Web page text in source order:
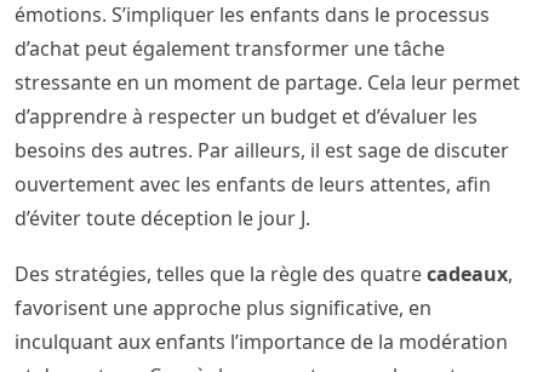
émotions. S’impliquer les enfants dans le processus
d’achat peut également transformer une tâche
stressante en un moment de partage. Cela leur permet
d’apprendre à respecter un budget et d’évaluer les
besoins des autres. Par ailleurs, il est sage de discuter
ouvertement avec les enfants de leurs attentes, afin
d’éviter toute déception le jour J.
Des stratégies, telles que la règle des quatrecadeaux,
favorisent une approche plus significative, en
inculquant aux enfants l’importance de la modération